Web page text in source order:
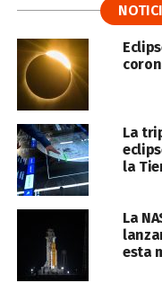
La
la
La
esta